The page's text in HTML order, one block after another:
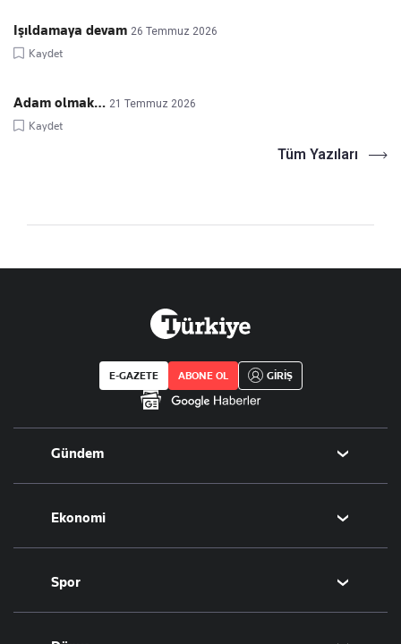
Işıldamaya devam 26 Temmuz 2026
Kaydet
Adam olmak… 21 Temmuz 2026
Kaydet
Tüm Yazıları
E-GAZETE ABONE OL GİRİŞ
Gündem
Politika
Eğitim
Ekonomi
Borsa
Altın
Döviz
Spor
Futbol